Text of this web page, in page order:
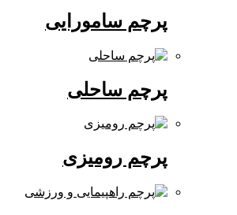
پرچم سامورایی
پرچم ساحلی
پرچم رومیزی